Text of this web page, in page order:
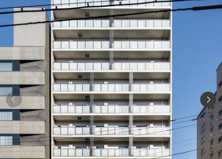
北海道 東北
関東
関西
中国・四国
九州
市区郡・路線・駅から探す
通勤・通学時間から探す
地図から探す
人気のカテゴリから探す